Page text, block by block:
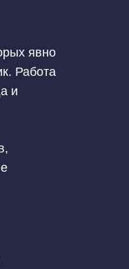
явно
Работа
и